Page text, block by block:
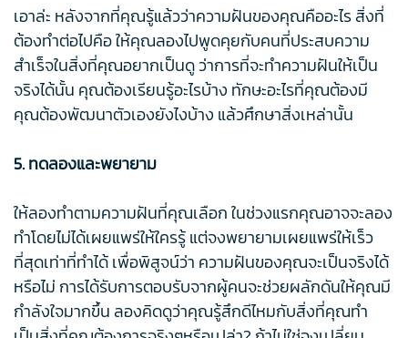
เอาล่ะ หลังจากที่คุณรู้แล้วว่าความฝันของคุณคืออะไร สิ่งที่
ต้องทำต่อไปคือ ให้คุณลองไปพูดคุยกับคนที่ประสบความ
สำเร็จในสิ่งที่คุณอยากเป็นดู ว่าการที่จะทำความฝันให้เป็น
จริงได้นั้น คุณต้องเรียนรู้อะไรบ้าง ทักษะอะไรที่คุณต้องมี
คุณต้องพัฒนาตัวเองยังไงบ้าง แล้วศึกษาสิ่งเหล่านั้น
5. ทดลองและพยายาม
ให้ลองทำตามความฝันที่คุณเลือก ในช่วงแรกคุณอาจจะลอง
ทำโดยไม่ได้เผยแพร่ให้ใครรู้ แต่จงพยายามเผยแพร่ให้เร็ว
ที่สุดเท่าที่ทำได้ เพื่อพิสูจน์ว่า ความฝันของคุณจะเป็นจริงได้
หรือไม่ การได้รับการตอบรับจากผู้คนจะช่วยผลักดันให้คุณมี
กำลังใจมากขึ้น ลองคิดดูว่าคุณรู้สึกดีไหมกับสิ่งที่คุณทำ